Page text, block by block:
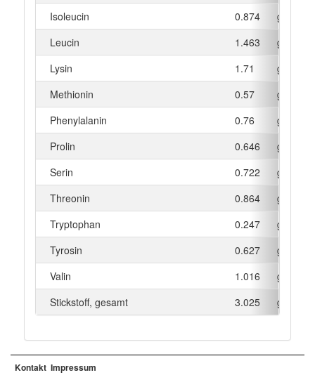
Isoleucin
0.874
g
Leucin
1.463
g
Lysin
1.71
g
Methionin
0.57
g
Phenylalanin
0.76
g
Prolin
0.646
g
Serin
0.722
g
Threonin
0.864
g
Tryptophan
0.247
g
Tyrosin
0.627
g
Valin
1.016
g
Stickstoff, gesamt
3.025 g
Kontakt Impressum